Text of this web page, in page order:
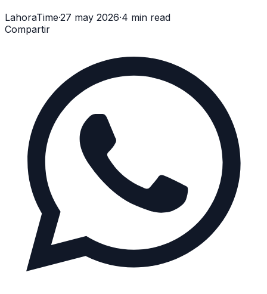
LahoraTime·27 may 2026·4 min read
Compartir